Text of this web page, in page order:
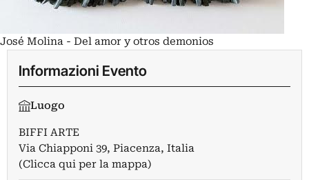
José Molina - Del amor y otros demonios
Informazioni Evento
Luogo
BIFFI ARTE
Via Chiapponi 39, Piacenza, Italia
(Clicca qui per la mappa)